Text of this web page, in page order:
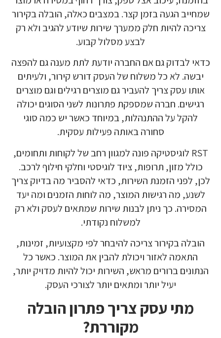
שמחייב הגעה בזמן קצר. במצבים כאלה, הובלה בקירור
צריכה להיות חלק ממערך שירות שיודע להגיב ולא רק
לבצע מסלול קבוע.
כדאי לבדוק גם אם החברה יודעת לתת מענה גם להפצה
יבשה. לא כל משלוח של העסק דורש קירור, ולעיתים
אותו עסק צריך להעביר גם מוצרים רגילים וגם מוצרים
רגישים. חברה שמספקת פתרונות לשני הסוגים יכולה
להקל על ההתנהלות, במיוחד כאשר יש כמה סוגי
סחורה באותה פעילות עסקית.
RST לוגיסטיקה פונה למגוון רחב של לקוחות ותחומים,
כולל מזון, תרופות, ציוד לוגיסטי וחלקי חילוף לרכב.
לכן, לפני הזמנת השירות, כדאי להסביר מה בדיוק צריך
לשנע, מה רגישות המוצר, מה לוחות הזמנים ומה יעד
המסירה. כך ניתן לבנות שירות שמתאים לעסק ולא רק
למשלוח נקודתי.
הובלה בקירור צריכה להיבחר לפי מקצועיות, זמינות,
התאמה לאזור ויכולת להבין את המוצר. כאשר כל
הנתונים ברורים מראש, השירות יכול להיות מדויק יותר,
יעיל יותר ומתאים יותר לצורכי העסק.
מתי עסק צריך פתרון הובלה
מקוררת?